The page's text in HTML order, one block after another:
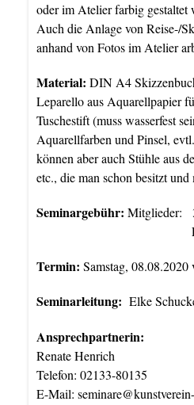
oder im Atelier farbig gestaltet
Auch die Anlage von Reise-/
anhand von Fotos im Atelier
Material: DIN A4
Leparello aus Aquarellpapier
Tuschestift (muss wasserfest
Aquarellfarben und Pinsel,
können aber auch Stühle aus
etc., die man schon besitzt
Seminargebühr: Mitglieder:
Externe:
Termin: Samstag,
Seminarleitung: Elke
Ansprechpartnerin:
Renate Henrich
Telefon: 02133-80135
E-Mail: